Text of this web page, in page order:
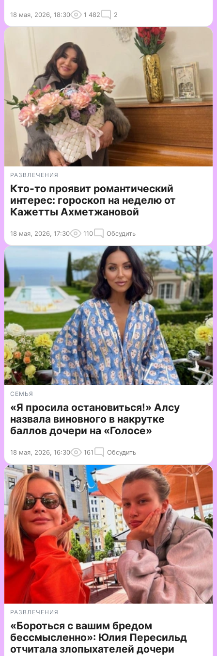
18 мая, 2026, 18:30 1 482 2
РАЗВЛЕЧЕНИЯ
Кто-то проявит романтический
интерес: гороскоп на неделю от
Кажетты Ахметжановой
18 мая, 2026, 17:30 110 Обсудить
СЕМЬЯ
«Я просила остановиться!» Алсу
назвала виновного в накрутке
баллов дочери на «Голосе»
18 мая, 2026, 16:30 161 Обсудить
РАЗВЛЕЧЕНИЯ
«Бороться с вашим бредом
бессмысленно»: Юлия Пересильд
отчитала злопыхателей дочери